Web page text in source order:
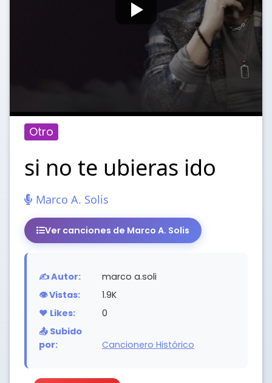
Otro
si no te ubieras ido
Marco A. Solis
Ver canciones de Marco A. Solis
✍️ Autor:
marco a.soli
👁️ Vistas:
1.9K
❤️ Likes:
0
📤 Subido
por:
Cancionero Histórico